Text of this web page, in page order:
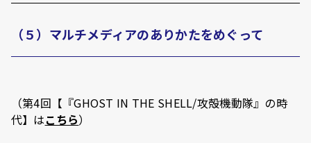
（５）マルチメディアのありかたをめぐって
（第4回【『GHOST IN THE SHELL/攻殻機動隊』の時
代】はこちら）